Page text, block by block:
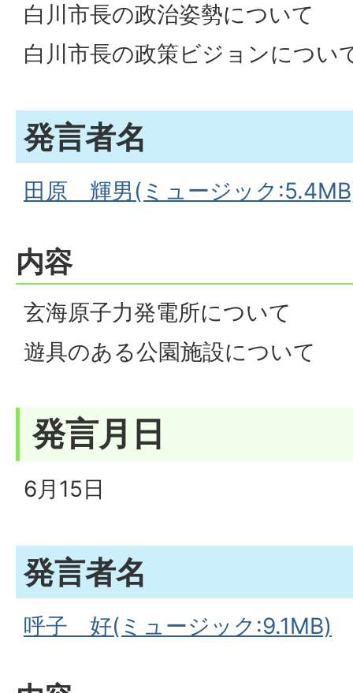
白川市長の政治姿勢について
白川市長の政策ビジョンについ
発言者名
田原 輝男(ミュージック
内容
玄海原子力発電所について
遊具のある公園施設について
発言月日
6月15日
発言者名
呼子 好(ミュージック:9.1MB)